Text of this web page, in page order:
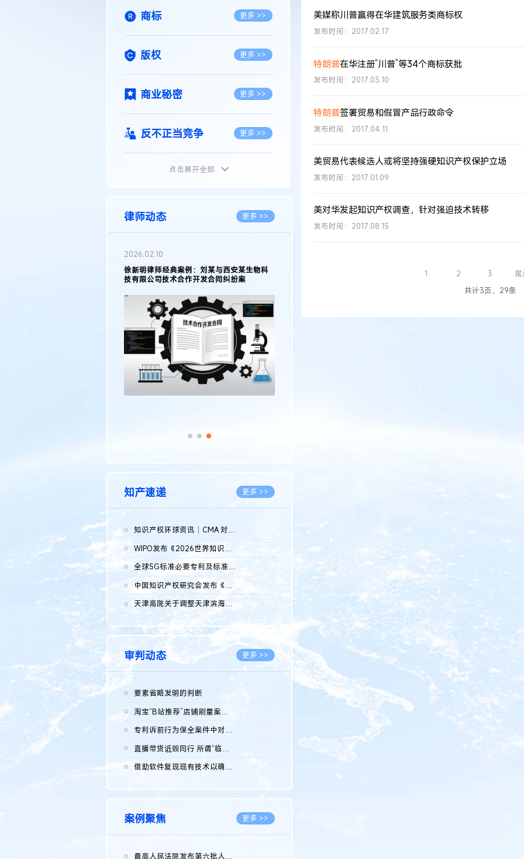
商标 更多 >>
版权 更多 >>
商业秘密 更多 >>
反不正当竞争 更多 >>
植物新品种
地理标志 更多 >>
集成电路布图设计
传统文化 更多 >>
点击展开全部
律师动态 更多 >>
2026.02.10
徐新明律师经典案例：刘某与西安某生物科
技有限公司技术合作开发合同纠纷案
知产速递 更多 >>
知识产权环球资讯｜CMA 对微软发起调查；批量搬运二手平台数据构...
WIPO发布《2026世界知识产权报告》 含报告全文
全球5G标准必要专利及标准提案研究报告（2026年）全文发布
中国知识产权研究会发布《2025年度中国企业海外知识产权纠纷调查...
2026.08.07
天津高院关于调整天津滨海高新技术产业开发区华苑科技园一审普通...
2026.08.07
审判动态 更多 >>
要素省略发明的判断
淘宝“B站推荐”店铺刷量案维持原判，两被告连带赔偿150万元
专利诉前行为保全案件中对仿制药申请人曾作出三类声明的考量及违...
直播带货诋毁同行 所谓“临场发挥”不免责
借助软件复现现有技术以确认相关参数特征是否被公开
案例聚焦 更多 >>
最高人民法院发布第六批人民法院种业知识产权司法保护典型案例 含...
美媒称川普赢得在华建筑服务类商标权
发布时间：2017.02.17
特朗普在华注册“川普”等34个商标获批
发布时间：2017.03.10
特朗普签署贸易和假冒产品行政命令
发布时间：2017.04.11
美贸易代表候选人或将坚持强硬知识产权保护立场
发布时间：2017.01.09
美对华发起知识产权调查，针对强迫技术转移
发布时间：2017.08.15
1 2 3
共计3页，29条